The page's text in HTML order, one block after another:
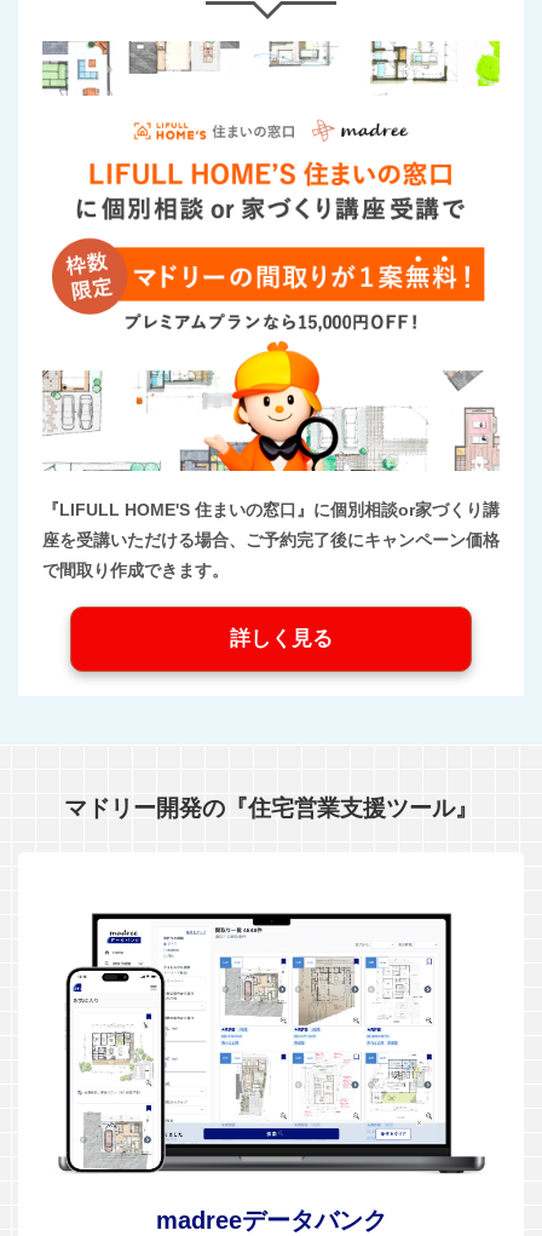
『LIFULL HOME'S 住まいの窓口』に個別相談or家づくり講
座を受講いただける場合、ご予約完了後にキャンペーン価格
で間取り作成できます。
詳しく見る
マドリー開発の『住宅営業支援ツール』
madreeデータバンク